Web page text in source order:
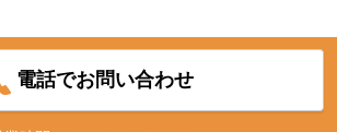
電話でお問い合わせ